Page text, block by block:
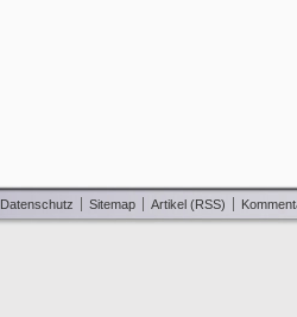
Datenschutz Sitemap Artikel (RSS)